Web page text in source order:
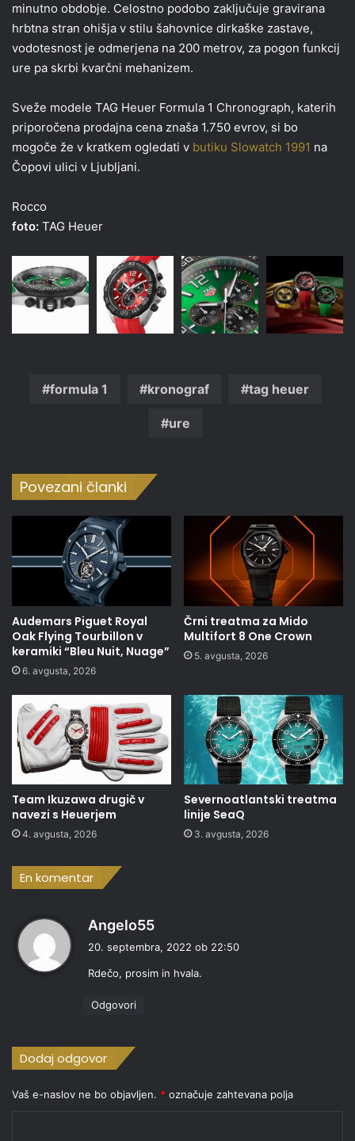
minutno obdobje. Celostno podobo zaključuje gravirana
hrbtna stran ohišja v stilu šahovnice dirkaške zastave,
vodotesnost je odmerjena na 200 metrov, za pogon funkcij
ure pa skrbi kvarčni mehanizem.
Sveže modele TAG Heuer Formula 1 Chronograph, katerih
priporočena prodajna cena znaša 1.750 evrov, si bo
mogoče že v kratkem ogledati v butiku Slowatch 1991 na
Čopovi ulici v Ljubljani.
Rocco
foto: TAG Heuer
formula 1 kronograf tag heuer
ure
Povezani članki
Audemars Piguet Royal
Oak Flying Tourbillon v
keramiki “Bleu Nuit, Nuage”
6. avgusta, 2026
Črni treatma za Mido
Multifort 8 One Crown
5. avgusta, 2026
Team Ikuzawa drugič v
navezi s Heuerjem
4. avgusta, 2026
Severnoatlantski treatma
linije SeaQ
3. avgusta, 2026
En komentar
Angelo55
v
20. septembra, 2022 ob 22:50
Rdečo, prosim in hvala.
Odgovori
Dodaj odgovor
Vaš e-naslov ne bo objavljen. * označuje zahtevana polja